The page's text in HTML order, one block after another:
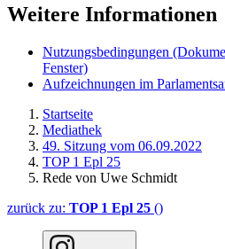
Weitere Informationen
Nutzungsbedingungen
Fenster)
Aufzeichnungen im
Startseite
Mediathek
49. Sitzung vom 06.09.2022
TOP 1 Epl 25
Rede von Uwe Schmidt
zurück zu: TOP 1 Epl 25 ()